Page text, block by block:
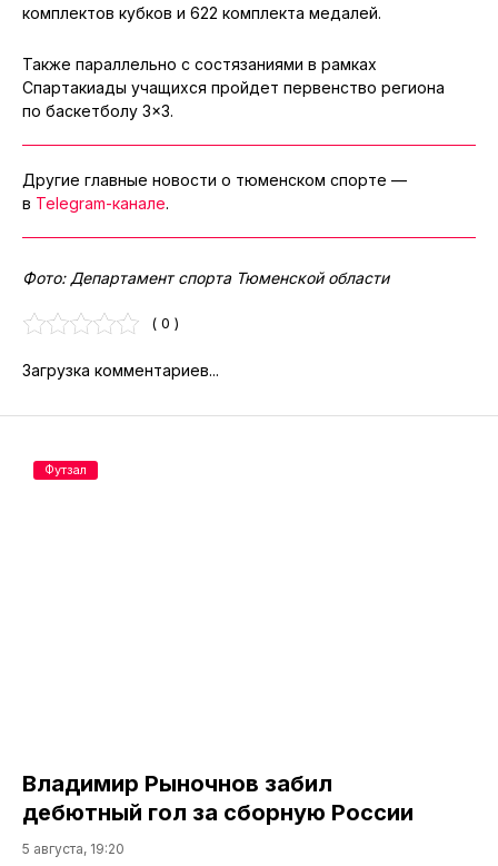
комплектов кубков и 622 комплекта медалей.
Также параллельно с состязаниями в рамках
Спартакиады учащихся пройдет первенство региона
по баскетболу 3×3.
Другие главные новости о тюменском спорте —
в Telegram-канале.
Фото: Департамент спорта Тюменской области
( 0 )
Загрузка комментариев...
Владимир Рыночнов забил
дебютный гол за сборную России
5 августа, 19:20
Футзал